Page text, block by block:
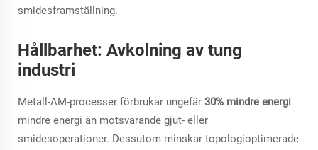
smidesframställning.
Hållbarhet: Avkolning av tung
industri
Metall-AM-processer förbrukar ungefär 30% mindre energi
mindre energi än motsvarande gjut- eller
smidesoperationer. Dessutom minskar topologioptimerade